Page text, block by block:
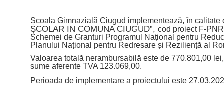
Școala Gimnazială Ciugud implementează, în
ȘCOLAR IN COMUNA CIUGUD”, cod proiect F-
Schemei de Granturi Programul Național pentru
Planului Național pentru Redresare și Reziliență al
Valoarea totală nerambursabilă este de 770.801,00
sume aferente TVA 123.069,00.
Perioada de implementare a proiectului este